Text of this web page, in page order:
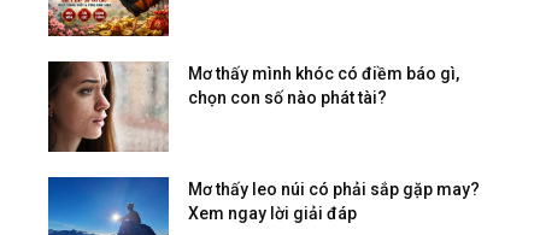
Mơ thấy mình khóc có điềm báo gì,
chọn con số nào phát tài?
Mơ thấy leo núi có phải sắp gặp may?
Xem ngay lời giải đáp